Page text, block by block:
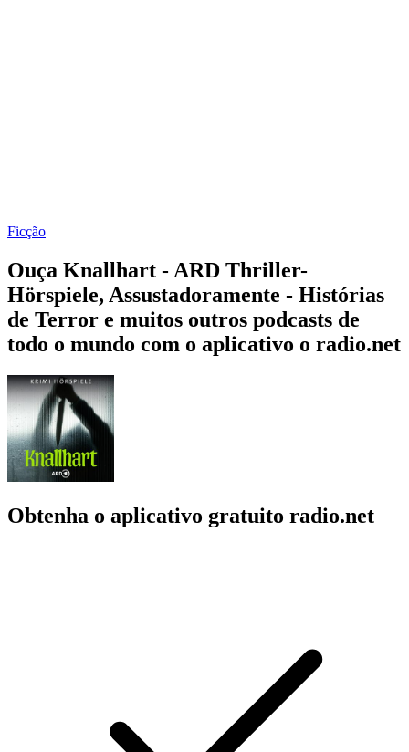
Ficção
Ouça Knallhart - ARD Thriller-
Hörspiele, Assustadoramente - Histórias
de Terror e muitos outros podcasts de
todo o mundo com o aplicativo o radio.net
Obtenha o aplicativo gratuito radio.net